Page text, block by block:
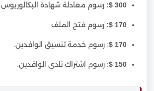
300 $: رسوم معادلة شهادة البكالوريوس.
170 $: رسوم فتح الملف.
170 $ : رسوم خدمة تنسيق الوافدين.
150 $ : رسوم اشتراك نادي الوافدين.